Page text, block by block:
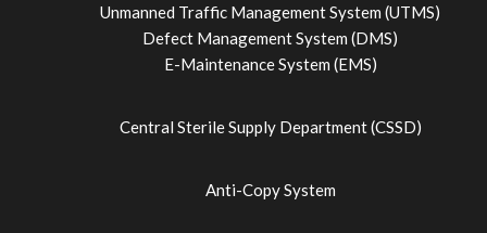
Unmanned Traffic Management System (UTMS)
Defect Management System (DMS)
E-Maintenance System (EMS)
Central Sterile Supply Department (CSSD)
Anti-Copy System